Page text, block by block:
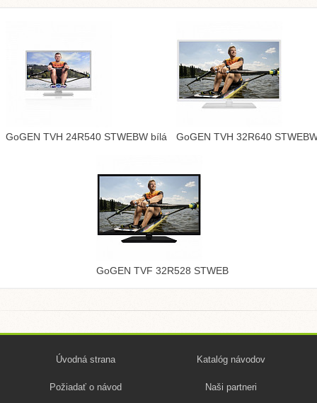
GoGEN TVH 24R540 STWEBW bílá GoGEN TVH 32R640
GoGEN TVF 32R528 STWEB
Úvodná strana Katalóg návodov
Požiadať o návod Naši partneri